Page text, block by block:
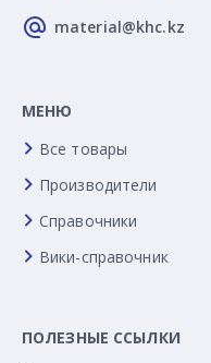
material@khc.kz
МЕНЮ
Все товары
Производители
Справочники
Вики-справочник
ПОЛЕЗНЫЕ ССЫЛКИ